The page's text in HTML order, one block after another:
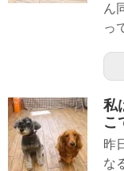
ん
っ
私
こ
昨
な